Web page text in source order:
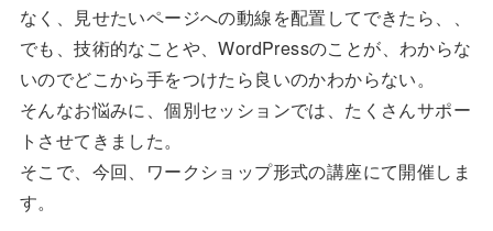
なく、見せたいページへの動線を配置してできたら、、
でも、技術的なことや、WordPressのことが、わからな
いのでどこから手をつけたら良いのかわからない。
そんなお悩みに、個別セッションでは、たくさんサポー
トさせてきました。
そこで、今回、ワークショップ形式の講座にて開催しま
す。